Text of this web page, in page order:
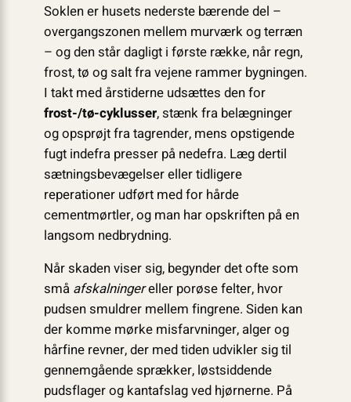
Soklen er husets nederste bærende del –
overgangszonen mellem murværk og terræn
– og den står dagligt i første række, når regn,
frost, tø og salt fra vejene rammer bygningen.
I takt med årstiderne udsættes den for
frost-/tø-cyklusser, stænk fra belægninger
og opsprøjt fra tagrender, mens opstigende
fugt indefra presser på nedefra. Læg dertil
sætningsbevægelser eller tidligere
reperationer udført med for hårde
cementmørtler, og man har opskriften på en
langsom nedbrydning.
Når skaden viser sig, begynder det ofte som
små afskalningereller porøse felter, hvor
pudsen smuldrer mellem fingrene. Siden kan
der komme mørke misfarvninger, alger og
hårfine revner, der med tiden udvikler sig til
gennemgående sprækker, løstsiddende
pudsflager og kantafslag ved hjørnerne. På